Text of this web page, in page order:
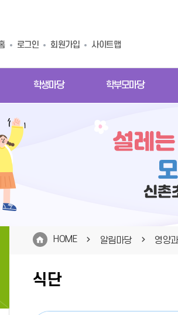
로그인 회원가입 사이트맵
학생마당 학부모마당
HOME 알림마당 영양
식단